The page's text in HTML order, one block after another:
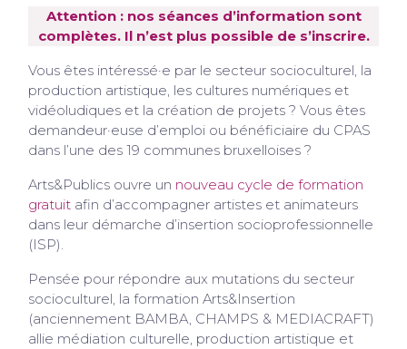
Attention : nos séances d’information sont
complètes. Il n’est plus possible de s’inscrire.
Vous êtes intéressé·e par le secteur socioculturel, la
production artistique, les cultures numériques et
vidéoludiques et la création de projets ? Vous êtes
demandeur·euse d’emploi ou bénéficiaire du CPAS
dans l’une des 19 communes bruxelloises ?
Arts&Publics ouvre un nouveau cycle de formation
gratuit afin d’accompagner artistes et animateurs
dans leur démarche d’insertion socioprofessionnelle
(ISP).
Pensée pour répondre aux mutations du secteur
socioculturel, la formation Arts&Insertion
(anciennement BAMBA, CHAMPS & MEDIACRAFT)
allie médiation culturelle, production artistique et